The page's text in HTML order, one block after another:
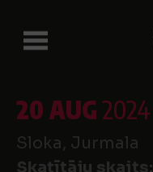
20 AUG2024
Sloka, Jurmala
Skatītāju skaits: